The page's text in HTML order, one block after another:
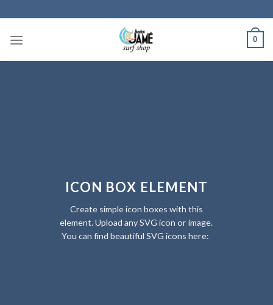
to
content
0
ICON BOX ELEMENT
Create simple icon boxes with this
element. Upload any SVG icon or image.
You can find beautiful SVG icons here: